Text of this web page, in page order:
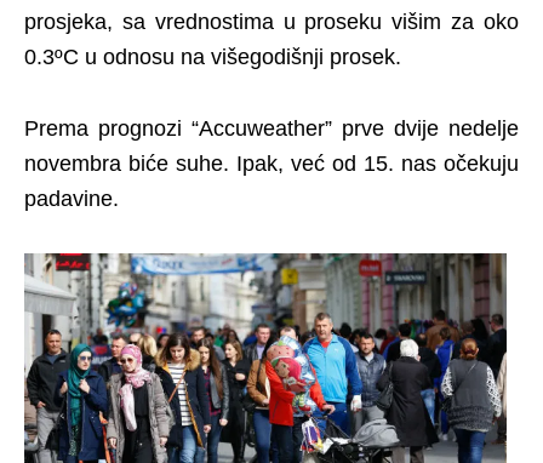
prosjeka, sa vrednostima u proseku višim za oko
0.3ºC u odnosu na višegodišnji prosek.
Prema prognozi “Accuweather” prve dvije nedelje
novembra biće suhe. Ipak, već od 15. nas očekuju
padavine.